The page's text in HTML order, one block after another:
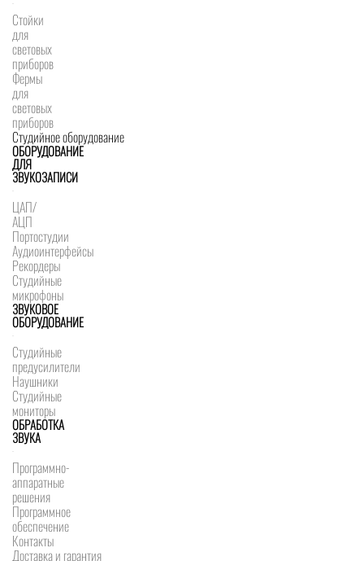
Стойки
для
световых
приборов
Фермы
для
световых
приборов
Студийное оборудование
ОБОРУДОВАНИЕ
ДЛЯ
ЗВУКОЗАПИСИ
ЦАП/
АЦП
Портостудии
Аудиоинтерфейсы
Рекордеры
Студийные
микрофоны
ЗВУКОВОЕ
ОБОРУДОВАНИЕ
Студийные
предусилители
Наушники
Студийные
мониторы
ОБРАБОТКА
ЗВУКА
Программно-
аппаратные
решения
Программное
обеспечение
Контакты
Доставка и гарантия